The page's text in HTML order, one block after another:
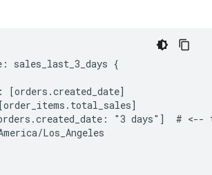
sales_last_3_days {
[orders.created_date]
"3 days"]  # <--
Los_Angeles